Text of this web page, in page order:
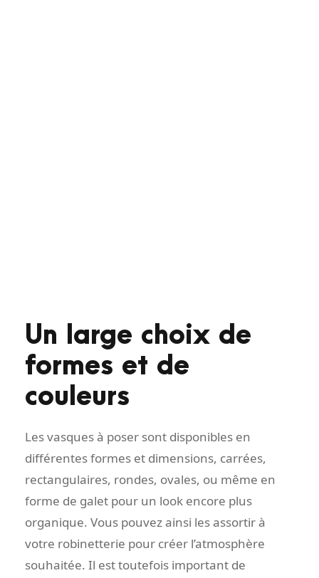
Un large choix de
formes et de
couleurs
Les vasques à poser sont disponibles en
différentes formes et dimensions, carrées,
rectangulaires, rondes, ovales, ou même en
forme de galet pour un look encore plus
organique. Vous pouvez ainsi les assortir à
votre robinetterie pour créer l’atmosphère
souhaitée. Il est toutefois important de